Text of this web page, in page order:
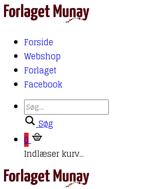
Forside
Webshop
Forlaget
Facebook
Søg
0
Indlæser kurv...